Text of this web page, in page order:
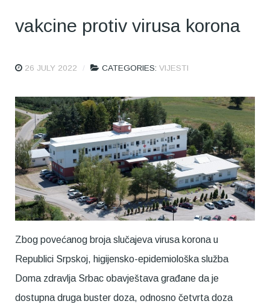
vakcine protiv virusa korona
26 JULY 2022 CATEGORIES: VIJESTI
Zbog povećanog broja slučajeva virusa korona u
Republici Srpskoj, higijensko-epidemiološka služba
Doma zdravlja Srbac obavještava građane da je
dostupna druga buster doza, odnosno četvrta doza